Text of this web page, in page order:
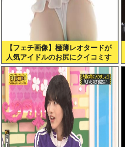
【フェチ画像】極薄レオタードが
人気アイドルのお尻にクイコミす
ぎて危険 透け×尻フェチ【松岡里
英】